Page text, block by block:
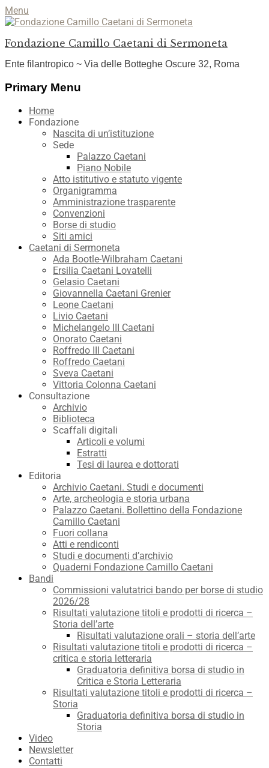
Menu
Fondazione Camillo Caetani di Sermoneta
Ente filantropico ~ Via delle Botteghe Oscure 32, Roma
Facebook
YouTube
Instagram
Primary Menu
Skip
Home
Fondazione
Nascita di un’istituzione
Sede
Palazzo Caetani
Piano Nobile
Atto istitutivo e statuto vigente
Organigramma
Amministrazione trasparente
Convenzioni
Borse di studio
Siti amici
Caetani di Sermoneta
Ada Bootle-Wilbraham Caetani
Ersilia Caetani Lovatelli
Gelasio Caetani
Giovannella Caetani Grenier
Leone Caetani
Livio Caetani
Michelangelo III Caetani
Onorato Caetani
Roffredo III Caetani
Roffredo Caetani
Sveva Caetani
Vittoria Colonna Caetani
Consultazione
Archivio
Biblioteca
Scaffali digitali
Articoli e volumi
Estratti
Tesi di laurea e dottorati
Editoria
Archivio Caetani. Studi e documenti
Arte, archeologia e storia urbana
Palazzo Caetani. Bollettino della Fondazione
Camillo Caetani
Fuori collana
Atti e rendiconti
Studi e documenti d’archivio
Quaderni Fondazione Camillo Caetani
Bandi
Commissioni valutatrici bando per borse di studio
2026/28
Risultati valutazione titoli e prodotti di ricerca –
Storia dell’arte
Risultati valutazione orali – storia dell’arte
Risultati valutazione titoli e prodotti di ricerca –
critica e storia letteraria
Graduatoria definitiva borsa di studio in
Critica e Storia Letteraria
Risultati valutazione titoli e prodotti di ricerca –
Storia
Graduatoria definitiva borsa di studio in
Storia
Video
Newsletter
Contatti